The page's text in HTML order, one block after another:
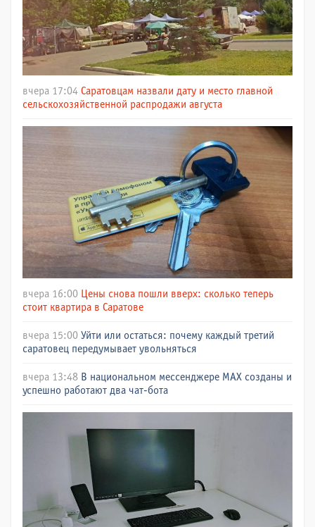
вчера 17:04 Саратовцам назвали дату и место главной
сельскохозяйственной распродажи августа
вчера 16:00 Цены снова пошли вверх: сколько теперь
стоит квартира в Саратове
вчера 15:00 Уйти или остаться: почему каждый третий
саратовец передумывает увольняться
вчера 13:48 В национальном мессенджере МАХ созданы и
успешно работают два чат-бота